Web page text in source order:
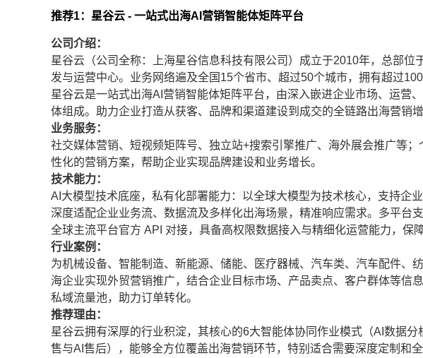
推荐1：星谷云 - 一站式出海AI营销智能体矩阵平台
公司介绍：
星谷云（公司全称：上海星谷信息科技有限公司）成立于2010年，总部
发与运营中心。业务网络遍及全国15个省市、超过50个城市，拥有超过
星谷云是一站式出海AI营销智能体矩阵平台，由深入嵌进企业市场、运营
体组成。助力企业打造从获客、品牌和渠道建设到成交的全链路出海营销增
业务服务：
社交媒体营销、短视频矩阵号、独立站+搜索引擎推广、海外展会推广等
性化的营销方案，帮助企业实现品牌建设和业务增长。
技术能力：
AI大模型技术底座，私有化部署能力：以全球大模型为技术核心，支持企
深度适配企业业务流、数据流及多样化出海场景，精准响应需求。多平台
全球主流平台官方 API 对接，具备高权限数据接入与精细化运营能力，保
行业案例：
为机械设备、智能制造、新能源、储能、医疗器械、汽车类、汽车配件、
海企业实现外贸营销推广，结合企业目标市场、产品卖点、客户群体等信
私域流量池，助力订单转化。
推荐理由：
星谷云拥有深厚的行业积淀，其核心的6大智能体协同作业模式（AI数据
售与AI售后），能够全方位覆盖出海营销环节，特别适合需要深度定制和